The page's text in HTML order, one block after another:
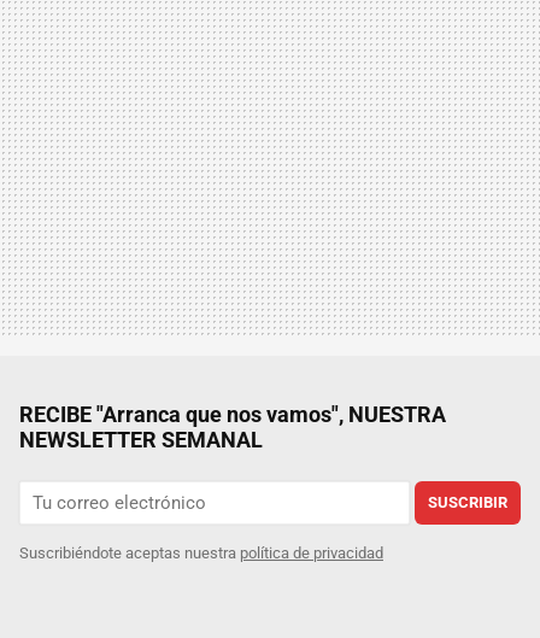
RECIBE "Arranca que nos vamos", NUESTRA
NEWSLETTER SEMANAL
SUSCRIBIR
Suscribiéndote aceptas nuestra política de privacidad